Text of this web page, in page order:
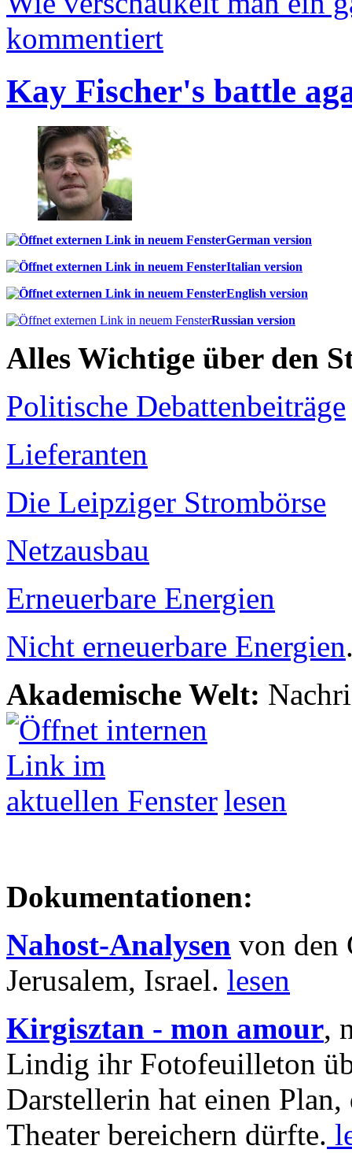
kommentiert
Kay Fischer's battle
German version
Italian version
English version
Russian version
Alles Wichtige über den
Politische Debattenbeiträge
Lieferanten
Die Leipziger Strombörse
Netzausbau
Erneuerbare Energien
Nicht erneuerbare Energien
Akademische Welt:
lesen
Dokumentationen:
Nahost-Analysen von den
Jerusalem, Israel. lesen
Kirgisztan - mon amour,
Lindig ihr Fotofeuilleton
Darstellerin hat einen Plan,
Theater bereichern dürfte.